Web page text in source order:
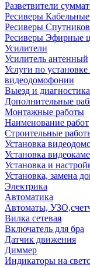
Разветвители
Ресиверы
Ресиверы
Ресиверы Эфирные
Усилители
Усилитель антенный
Услуги по
видеодомофонии
Выезд и диагностика
Дополнительные
Монтажные работы
Наименование работ
Строительные
Установка
Установка
Установка и
Установка, замена
Электрика
Автоматика
Автоматы,
Вилка сетевая
Включатель для бра
Датчик движения
Диммер
Индикаторы на